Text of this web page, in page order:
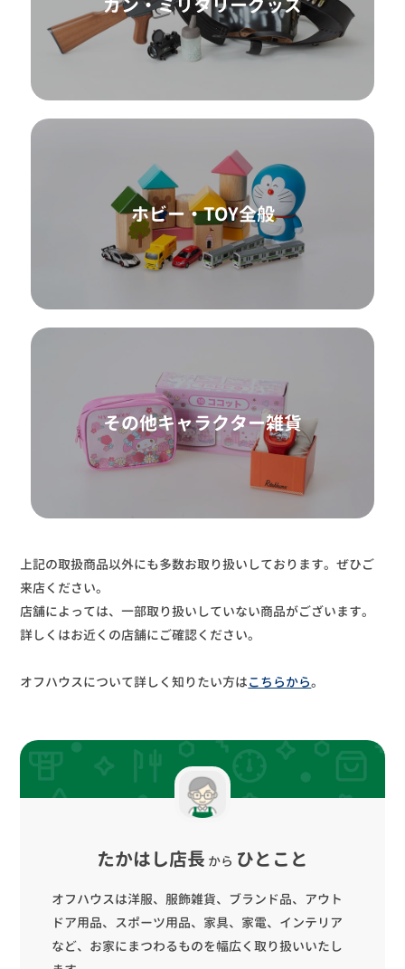
ホビー・TOY全般
その他キャラクター雑貨
上記の取扱商品以外にも多数お取り扱いしております。ぜひご
来店ください。
店舗によっては、一部取り扱いしていない商品がございます。
詳しくはお近くの店舗にご確認ください。
オフハウスについて詳しく知りたい方はこちらから。
たかはし店長 から ひとこと
オフハウスは洋服、服飾雑貨、ブランド品、アウト
ドア用品、スポーツ用品、家具、家電、インテリア
など、お家にまつわるものを幅広く取り扱いいたし